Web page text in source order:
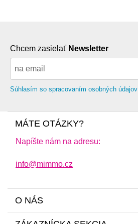
Chcem zasielať Newsletter
Súhlasím so spracovaním osobných údajov
MÁTE OTÁZKY?
Napíšte nám na adresu:
info@mimmo.cz
O NÁS